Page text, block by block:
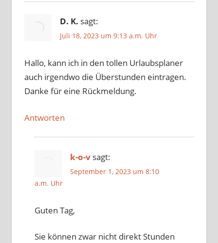
D. K. sagt:
Juli 18, 2023 um 9:13 a.m. Uhr
Hallo, kann ich in den tollen Urlaubsplaner
auch irgendwo die Überstunden eintragen.
Danke für eine Rückmeldung.
Antworten
k-o-v sagt:
September 1, 2023 um 8:10
a.m. Uhr
Guten Tag,
Sie können zwar nicht direkt Stunden